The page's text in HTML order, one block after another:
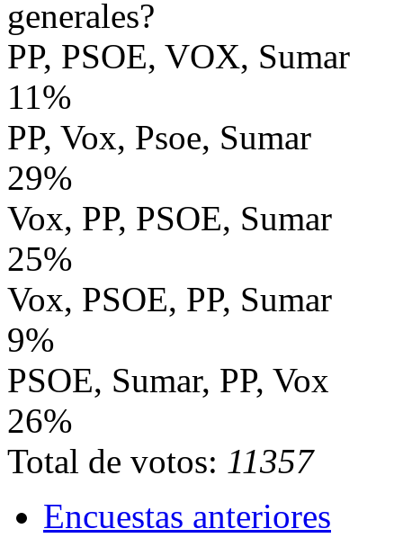
generales?
PP, PSOE, VOX, Sumar
11%
PP, Vox, Psoe, Sumar
29%
Vox, PP, PSOE, Sumar
25%
Vox, PSOE, PP, Sumar
9%
PSOE, Sumar, PP, Vox
26%
Total de votos: 11357
Encuestas anteriores